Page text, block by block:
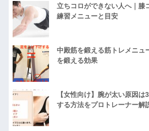
立ちコロができない人へ｜膝
練習メニューと目安
中殿筋を鍛える筋トレメニュ
を鍛える効果
【女性向け】腕が太い原因は
する方法をプロトレーナー解